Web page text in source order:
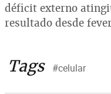
déficit externo
resultado desde
Tags #celular